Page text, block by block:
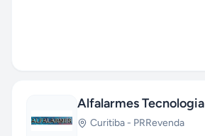
Alfalarmes Tecnologia
Curitiba - PRRevenda